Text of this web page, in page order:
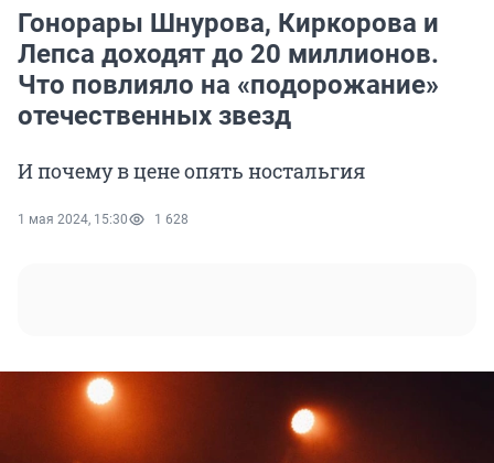
Гонорары Шнурова, Киркорова и
Лепса доходят до 20 миллионов.
Что повлияло на «подорожание»
отечественных звезд
И почему в цене опять ностальгия
1 мая 2024, 15:30 1 628